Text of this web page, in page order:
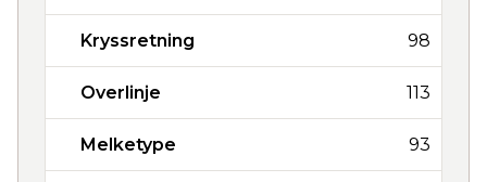
Kryssretning 98
Overlinje 113
Melketype 93